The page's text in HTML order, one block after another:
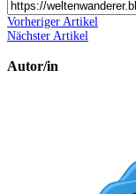
Vorheriger Artikel
Nächster Artikel
Autor/in